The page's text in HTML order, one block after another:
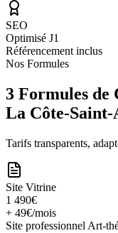
SEO
Optimisé J1
Référencement inclus
Nos Formules
3 Formules de
La Côte-Saint-
Tarifs transparents,
Site Vitrine
1 490€
+ 49€/mois
Site professionnel Art-